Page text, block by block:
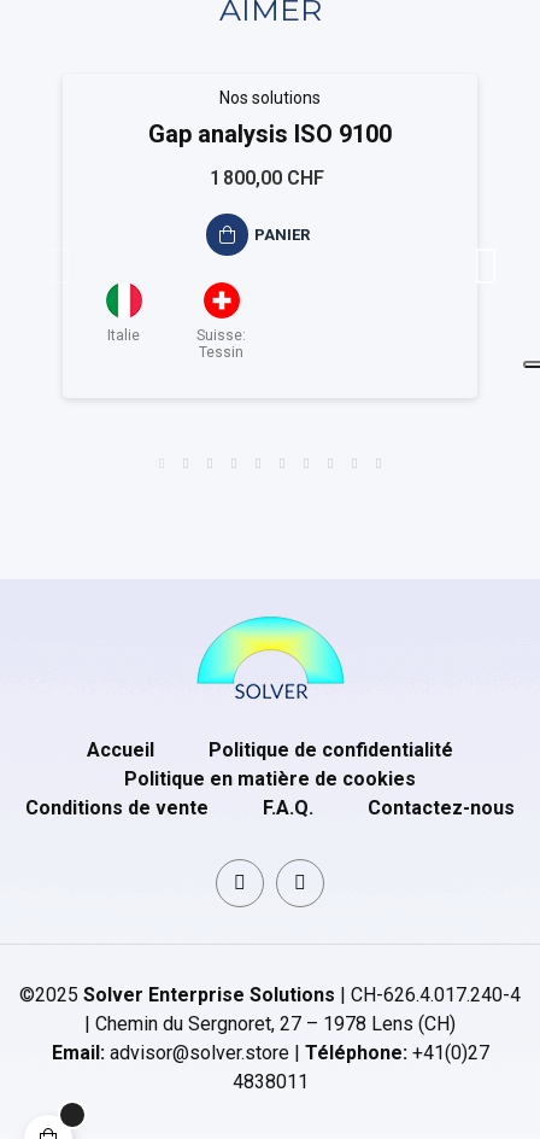
AIMER
Nos solutions
Gap analysis ISO 9100
1 800,00 CHF
PANIER
Italie
Suisse:
Tessin
Accueil
Politique de confidentialité
Politique en matière de cookies
Conditions de vente
F.A.Q. Contactez-nous
©2025 Solver Enterprise Solutions | CH-626.4.017.240-4
| Chemin du Sergnoret, 27 – 1978 Lens (CH)
Email:advisor@solver.store | Téléphone:+41(0)27
4838011